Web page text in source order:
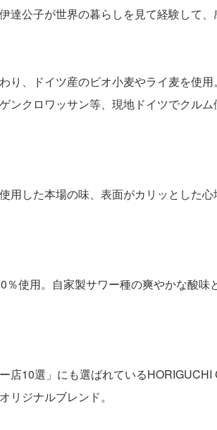
公子が世界の暮らしを見て経験して、
り、ドイツ産のビオ小麦やライ麦を使
ンクロワッサン等、現地ドイツでクル
用した本場の味、表面がカリッとした
％使用。自家製サワー種の爽やかな酸
店10選」にも選ばれている
リジナルブレンド。